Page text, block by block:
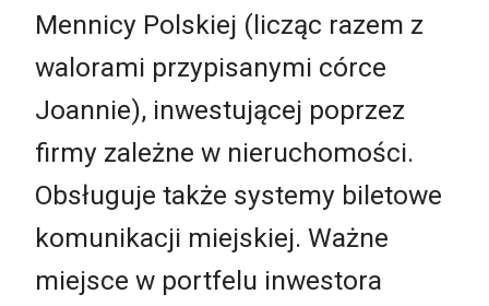
Mennicy Polskiej (licząc razem z
walorami przypisanymi córce
Joannie), inwestującej poprzez
firmy zależne w nieruchomości.
Obsługuje także systemy biletowe
komunikacji miejskiej. Ważne
miejsce w portfelu inwestora